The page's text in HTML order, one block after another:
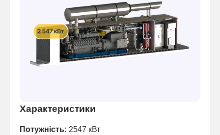
Характеристики
Потужність: 2547 кВт